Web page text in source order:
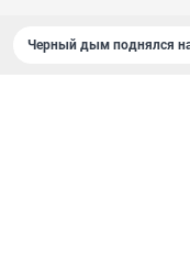
Черный дым поднялся